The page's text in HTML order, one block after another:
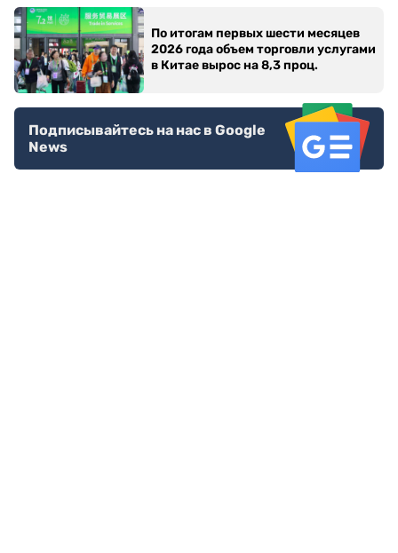
По итогам первых шести месяцев
2026 года объем торговли услугами
в Китае вырос на 8,3 проц.
Подписывайтесь на нас в Google
News